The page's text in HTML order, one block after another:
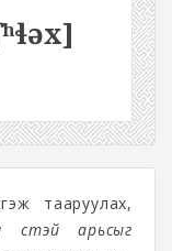
тааруулах,
арьсыг